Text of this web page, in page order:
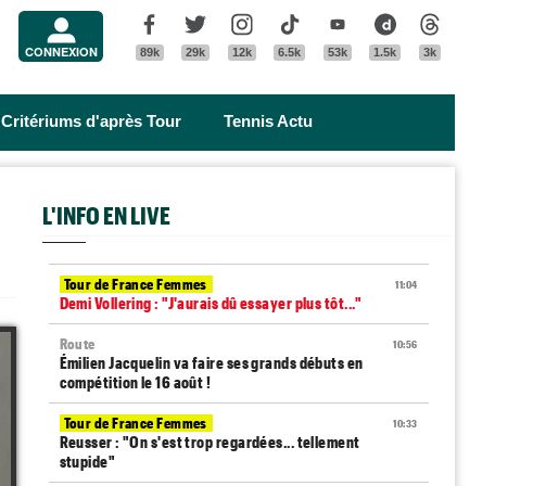
CONNEXION
Facebook
89k
Twitter
29k
Instagram
12k
Tik Tok
6.5k
Youtube
53k
Dailymotion
1.5k 3k
Critériums d'après Tour Tennis Actu
L'INFO EN LIVE
11:04
Tour de France Femmes
Demi Vollering : "J'aurais dû essayer plus tôt..."
10:56
Route
Émilien Jacquelin va faire ses grands débuts en
compétition le 16 août !
10:33
Tour de France Femmes
Reusser : "On s'est trop regardées... tellement
stupide"